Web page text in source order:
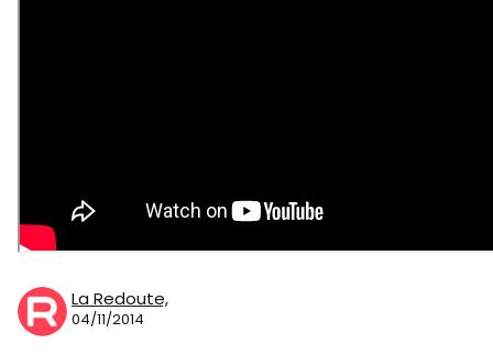
La Redoute,
04/11/2014